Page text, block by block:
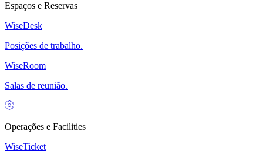
Espaços e Reservas
WiseDesk
Posições de trabalho.
WiseRoom
Salas de reunião.
Operações e Facilities
WiseTicket